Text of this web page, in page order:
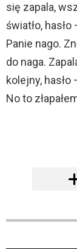
się zapala,
światło,
Panie nago.
do naga.
kolejny,
No to